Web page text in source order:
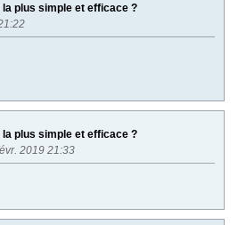
plus simple et efficace ?
plus simple et efficace ?
2019 21:33